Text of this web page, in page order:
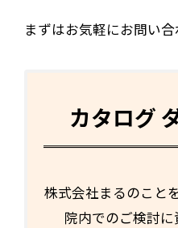
まずはお気軽にお問い合
カタログ
株式会社まるのこと
院内でのご検討に